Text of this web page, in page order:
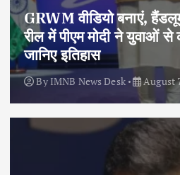
GRWM वीडियो बनाएं,
रील में पीएम मोदी ने युवाओं
जानिए इतिहास
By IMNB News Desk August